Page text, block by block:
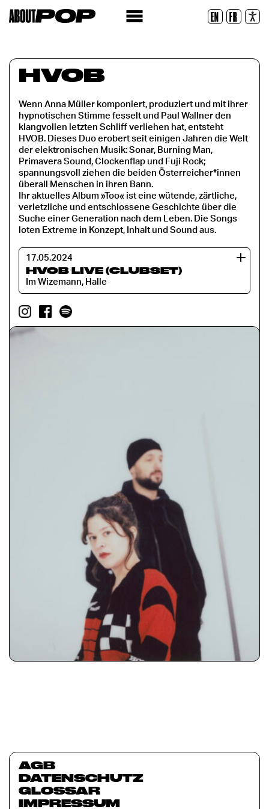
EN FR
Zurücksetzen
HVOB
Wenn Anna Müller komponiert, produziert und mit ihrer
hypnotischen Stimme fesselt und Paul Wallner den
klangvollen letzten Schliff verliehen hat, entsteht
HVOB. Dieses Duo erobert seit einigen Jahren die Welt
der elektronischen Musik: Sonar, Burning Man,
Primavera Sound, Clockenflap und Fuji Rock;
spannungsvoll ziehen die beiden Österreicher*innen
überall Menschen in ihren Bann.
Ihr aktuelles Album »Too« ist eine wütende, zärtliche,
verletzliche und entschlossene Geschichte über die
Suche einer Generation nach dem Leben. Die Songs
loten Extreme in Konzept, Inhalt und Sound aus.
17.05.2024
HVOB LIVE (CLUBSET)
Im Wizemann, Halle
AGB
DATENSCHUTZ
GLOSSAR
IMPRESSUM